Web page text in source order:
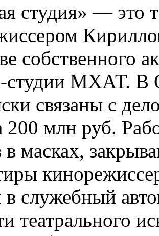
студия» — это
собственного
студии МХАТ. В
связаны с
200 млн руб.
в масках,
в служебный
театрального